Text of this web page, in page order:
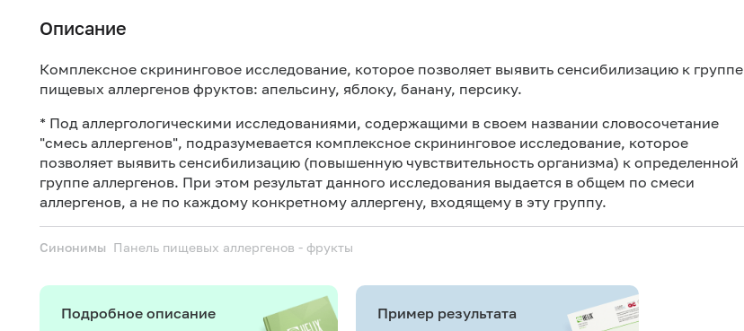
Описание
Комплексное скрининговое исследование, которое позволяет выявить сенсибилизацию к группе
пищевых аллергенов фруктов: апельсину, яблоку, банану, персику.
* Под аллергологическими исследованиями, содержащими в своем названии словосочетание
"смесь аллергенов", подразумевается комплексное скрининговое исследование, которое
позволяет выявить сенсибилизацию (повышенную чувствительность организма) к определенной
группе аллергенов. При этом результат данного исследования выдается в общем по смеси
аллергенов, а не по каждому конкретному аллергену, входящему в эту группу.
Синонимы Панель пищевых аллергенов - фрукты
Подробное описание Пример результата